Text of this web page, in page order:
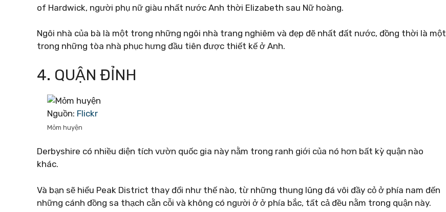
of Hardwick, người phụ nữ giàu nhất nước Anh thời Elizabeth sau Nữ hoàng.
Ngôi nhà của bà là một trong những ngôi nhà trang nghiêm và đẹp đẽ nhất đất nước, đồng thời là một
trong những tòa nhà phục hưng đầu tiên được thiết kế ở Anh.
4. QUẬN ĐỈNH
Nguồn: Flickr
Mỏm huyện
Derbyshire có nhiều diện tích vườn quốc gia này nằm trong ranh giới của nó hơn bất kỳ quận nào
khác.
Và bạn sẽ hiểu Peak District thay đổi như thế nào, từ những thung lũng đá vôi đầy cỏ ở phía nam đến
những cánh đồng sa thạch cằn cỗi và không có người ở ở phía bắc, tất cả đều nằm trong quận này.